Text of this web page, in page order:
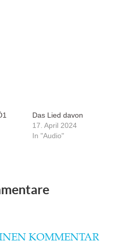
Das Lied davon
17. April 2024
In "Audio"
KOMMENTAR